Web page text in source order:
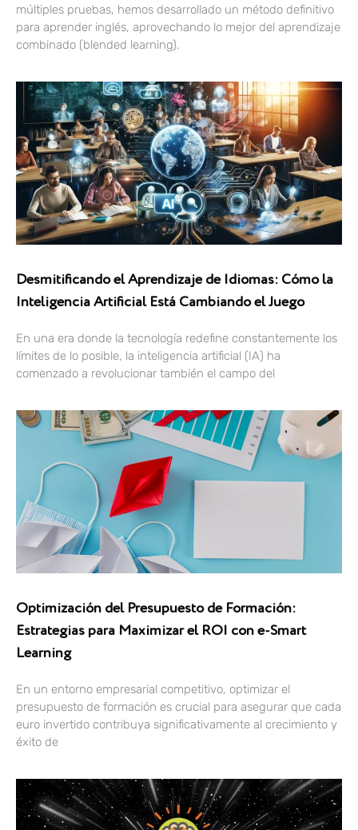
múltiples pruebas, hemos desarrollado un método definitivo
para aprender inglés, aprovechando lo mejor del aprendizaje
combinado (blended learning).
Desmitificando el Aprendizaje de Idiomas: Cómo la
Inteligencia Artificial Está Cambiando el Juego
En una era donde la tecnología redefine constantemente los
límites de lo posible, la inteligencia artificial (IA) ha
comenzado a revolucionar también el campo del
Optimización del Presupuesto de Formación:
Estrategias para Maximizar el ROI con e-Smart
Learning
En un entorno empresarial competitivo, optimizar el
presupuesto de formación es crucial para asegurar que cada
euro invertido contribuya significativamente al crecimiento y
éxito de